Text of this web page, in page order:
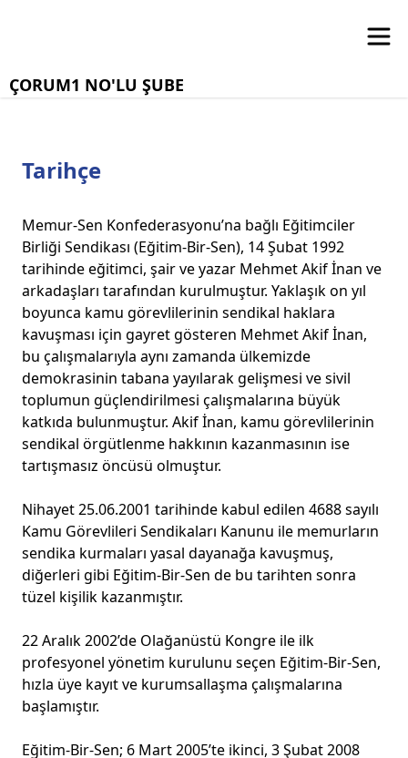
ÇORUM1 NO'LU ŞUBE
Tarihçe
Memur-Sen Konfederasyonu’na bağlı Eğitimciler
Birliği Sendikası (Eğitim-Bir-Sen), 14 Şubat 1992
tarihinde eğitimci, şair ve yazar Mehmet Akif İnan ve
arkadaşları tarafından kurulmuştur. Yaklaşık on yıl
boyunca kamu görevlilerinin sendikal haklara
kavuşması için gayret gösteren Mehmet Akif İnan,
bu çalışmalarıyla aynı zamanda ülkemizde
demokrasinin tabana yayılarak gelişmesi ve sivil
toplumun güçlendirilmesi çalışmalarına büyük
katkıda bulunmuştur. Akif İnan, kamu görevlilerinin
sendikal örgütlenme hakkının kazanmasının ise
tartışmasız öncüsü olmuştur.
Nihayet 25.06.2001 tarihinde kabul edilen 4688 sayılı
Kamu Görevlileri Sendikaları Kanunu ile memurların
sendika kurmaları yasal dayanağa kavuşmuş,
diğerleri gibi Eğitim-Bir-Sen de bu tarihten sonra
tüzel kişilik kazanmıştır.
22 Aralık 2002’de Olağanüstü Kongre ile ilk
profesyonel yönetim kurulunu seçen Eğitim-Bir-Sen,
hızla üye kayıt ve kurumsallaşma çalışmalarına
başlamıştır.
Eğitim-Bir-Sen; 6 Mart 2005’te ikinci, 3 Şubat 2008